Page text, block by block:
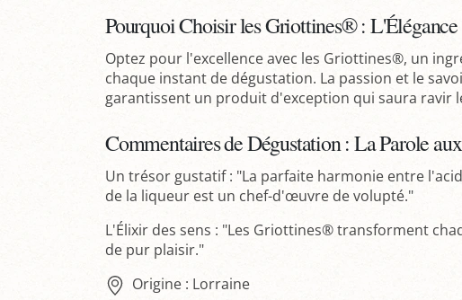
Pourquoi Choisir les Griottines® : L'Élégance
Optez pour l'excellence avec les Griottines®, un
chaque instant de dégustation. La passion et le
garantissent un produit d'exception qui saura ravir
Commentaires de Dégustation : La Parole
Un trésor gustatif : "La parfaite harmonie entre
de la liqueur est un chef-d'œuvre de volupté."
L'Élixir des sens : "Les Griottines® transforment
de pur plaisir."
Origine : Lorraine